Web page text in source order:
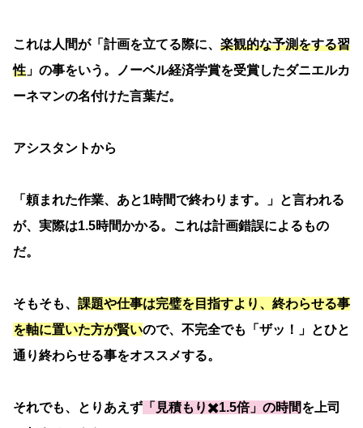
これは人間が「計画を立てる際に、 楽観的な予測をする習
性 」の事をいう。ノーベル経済学賞を受賞したダニエルカ
ーネマンの名付けた言葉だ。
アシスタントから
「頼まれた作業、あと1時間で終わります。」と言われる
が、実際は1.5時間かかる。これは計画錯誤によるもの
だ。
そもそも、 課題や仕事は完璧を目指すより 、 終わらせる事
を軸に置いた方が賢いので、不完全でも「ザッ！」とひと
通り終わらせる事をオススメする。
それでも、とりあえず 「見積もり✖️1.5倍」の時間を上司